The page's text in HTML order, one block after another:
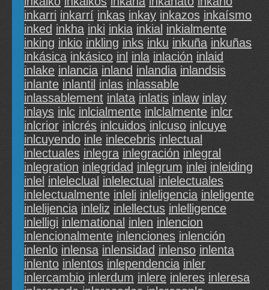
inkarri inkarrí inkas inkay inkazos inkaísmo
inked inkha inki inkia inkial inkialmente
inking inkio inkling inks inku inkuña inkuñas
inkásica inkásico inl inla inlación inlaid
inlake inlancia inland inlandia inlandsis
inlante inlantil inlas inlassable
inlassablement inlata inlatis inlaw inlay
inlays inlc inlcialmente inlclalmente inlcr
inlcrior inlcrés inlcuidos inlcuso inlcuye
inlcuyendo inle inlecebris inlectual
inlectuales inlegra inlegración inlegral
inlegration inlegridad inlegrum inlei inleiding
inlel inleleclual inlelectual inlelectuales
inlelectualmente inleli inleligencia inleligente
inlelijencia inleliz inlellectus inlelligence
inlelligi inlemational inlen inlencion
inlencionalmente inlenciones inlención
inlenlo inlensa inlensidad inlenso inlenta
inlento inlentos inlependencia inler
inlercambio inlerdum inlere inleres inleresa